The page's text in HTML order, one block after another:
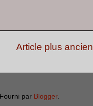
Article plus ancien
Fourni par Blogger.